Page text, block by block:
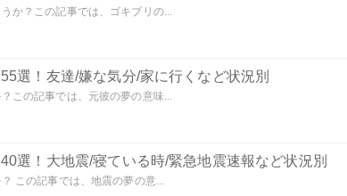
か？この記事では、ゴキブリの...
選！友達/嫌な気分/家に行くなど状況別
この記事では、元彼の夢の意味...
選！大地震/寝ている時/緊急地震速報など状況別
この記事では、地震の夢の意...